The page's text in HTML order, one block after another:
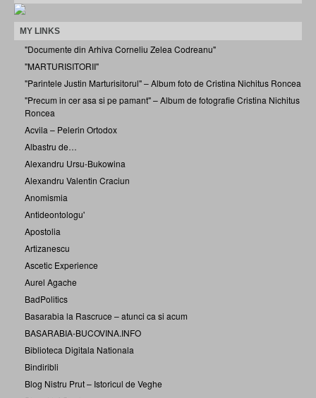
MY LINKS
"Documente din Arhiva Corneliu Zelea Codreanu"
"MARTURISITORII"
"Parintele Justin Marturisitorul" – Album foto de Cristina Nichitus Roncea
"Precum in cer asa si pe pamant" – Album de fotografie Cristina Nichitus
Roncea
Acvila – Pelerin Ortodox
Albastru de…
Alexandru Ursu-Bukowina
Alexandru Valentin Craciun
Anomismia
Antideontologu'
Apostolia
Artizanescu
Ascetic Experience
Aurel Agache
BadPolitics
Basarabia la Rascruce – atunci ca si acum
BASARABIA-BUCOVINA.INFO
Biblioteca Digitala Nationala
Bindiribli
Blog Nistru Prut – Istoricul de Veghe